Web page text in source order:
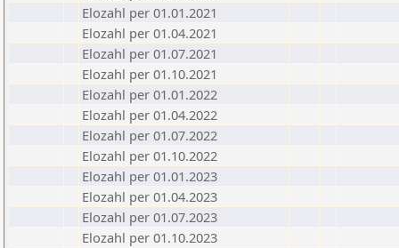
Elozahl per 01.01.2021
Elozahl per 01.04.2021
Elozahl per 01.07.2021
Elozahl per 01.10.2021
Elozahl per 01.01.2022
Elozahl per 01.04.2022
Elozahl per 01.07.2022
Elozahl per 01.10.2022
Elozahl per 01.01.2023
Elozahl per 01.04.2023
Elozahl per 01.07.2023
Elozahl per 01.10.2023